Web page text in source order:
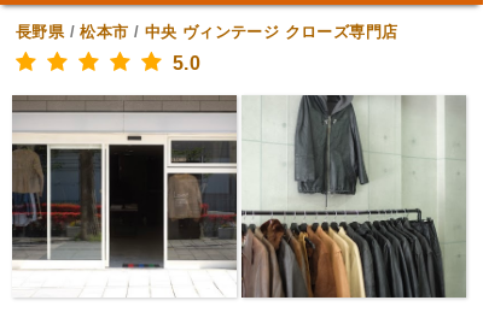
長野県/松本市 / 中央 ヴィンテージ クローズ専門店
5.0